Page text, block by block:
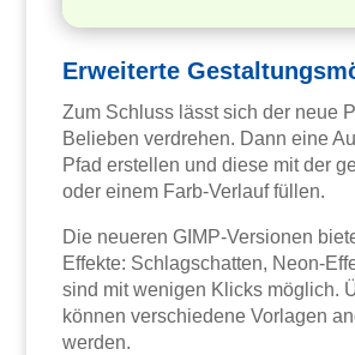
Erweiterte
Zum Schluss lässt sich der neue
Belieben verdrehen. Dann eine
Pfad erstellen und diese mit der
oder einem Farb-Verlauf füllen.
Die neueren GIMP-Versionen
Effekte: Schlagschatten, Neon-
sind mit wenigen Klicks möglich.
können verschiedene Vorlagen
werden.